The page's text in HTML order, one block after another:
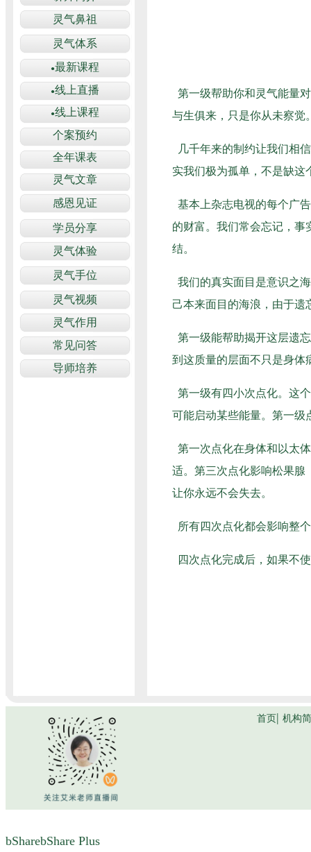
第一级帮助你和灵气能量
与生俱来，只是你从未察觉
几千年来的制约让我们相
实我们极为孤单，不是缺这
基本上杂志电视的每个广
的财富。我们常会忘记，
结。
我们的真实面目是意识之
己本来面目的海浪，由于遗
第一级能帮助揭开这层遗
到这质量的层面不只是身体
第一级有四小次点化。这
可能启动某些能量。第一级
第一次点化在身体和以太
适。第三次点化影响松果腺
让你永远不会失去。
所有四次点化都会影响整
四次点化完成后，如果不
bSharebShare Plus